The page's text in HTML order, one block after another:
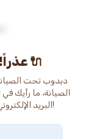
عذراً! التطبيق تحت الإصلاح 🔌
دبدوب تحت
الصيانة، ما رأيك
البريد الإلكتروني لتحصل على خصم خاص من دبدوب!